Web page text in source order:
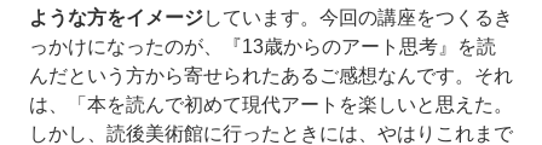
ような方をイメージしています。今回の講座をつくるき
っかけになったのが、『13歳からのアート思考』を読
んだという方から寄せられたあるご感想なんです。それ
は、「本を読んで初めて現代アートを楽しいと思えた。
しかし、読後美術館に行ったときには、やはりこれまで